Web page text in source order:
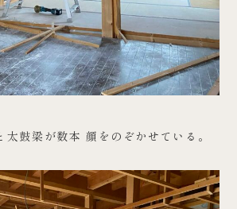
太鼓梁が数本 顔をのぞかせている。